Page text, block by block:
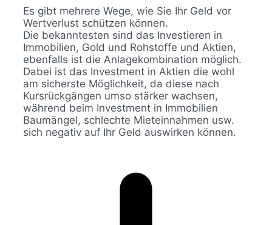
Es gibt mehrere Wege, wie Sie Ihr Geld vor
Wertverlust schützen können.
Die bekanntesten sind das Investieren in
Immobilien, Gold und Rohstoffe und Aktien,
ebenfalls ist die Anlagekombination möglich.
Dabei ist das Investment in Aktien die wohl
am sicherste Möglichkeit, da diese nach
Kursrückgängen umso stärker wachsen,
während beim Investment in Immobilien
Baumängel, schlechte Mieteinnahmen usw.
sich negativ auf Ihr Geld auswirken können.